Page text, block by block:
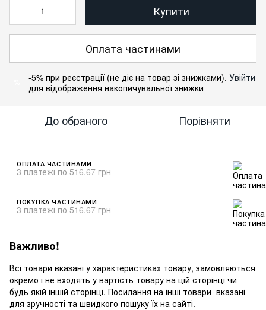
Купити
Оплата частинами
-5% при реєстрації (не діє на товар зі знижками). Увійти
для відображення накопичувальної знижки
До обраного Порівняти
ОПЛАТА ЧАСТИНАМИ
3 платежі по 516.67 грн
ПОКУПКА ЧАСТИНАМИ
3 платежі по 516.67 грн
Важливо!
Всі товари вказані у характеристиках товару, замовляються
окремо і не входять у вартість товару на цій сторінці чи
будь якій іншій сторінці. Посилання на інші товари вказані
для зручності та швидкого пошуку їх на сайті.